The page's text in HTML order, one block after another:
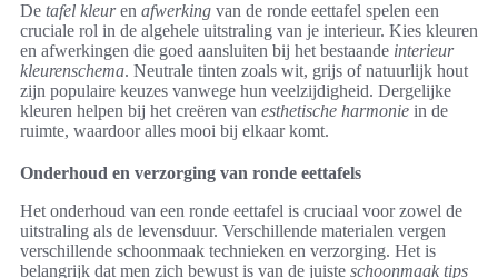
De tafel kleuren afwerking van de ronde eettafel spelen een
cruciale rol in de algehele uitstraling van je interieur. Kies kleuren
en afwerkingen die goed aansluiten bij het bestaande interieur
kleurenschema. Neutrale tinten zoals wit, grijs of natuurlijk hout
zijn populaire keuzes vanwege hun veelzijdigheid. Dergelijke
kleuren helpen bij het creëren van esthetische harmonie in de
ruimte, waardoor alles mooi bij elkaar komt.
Onderhoud en verzorging van ronde eettafels
Het onderhoud van een ronde eettafel is cruciaal voor zowel de
uitstraling als de levensduur. Verschillende materialen vergen
verschillende schoonmaak technieken en verzorging. Het is
belangrijk dat men zich bewust is van de juiste schoonmaak tips